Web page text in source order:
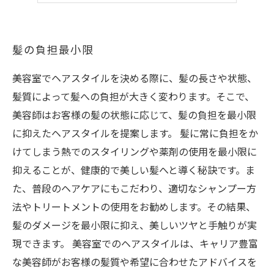
髪の負担最小限
美容室でヘアスタイルを決める際に、髪の長さや状態、
髪質によって髪への負担が大きく変わります。そこで、
美容師はお客様の髪の状態に応じて、髪の負担を最小限
に抑えたヘアスタイルを提案します。 髪に常に負担をか
けてしまう熱でのスタイリングや薬剤の使用を最小限に
抑えることが、健康的で美しい髪へと導く秘訣です。ま
た、普段のヘアケアにもこだわり、適切なシャンプー方
法やトリートメントの使用をお勧めします。その結果、
髪のダメージを最小限に抑え、美しいツヤと手触りが実
現できます。 美容室でのヘアスタイルは、キャリア豊富
な美容師がお客様の髪質や希望に合わせたアドバイスを